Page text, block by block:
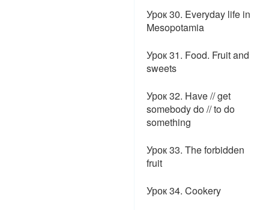
Урок 30. Everyday life in
Mesopotamia
Урок 31. Food. Fruit and
sweets
Урок 32. Have // get
somebody do // to do
something
Урок 33. The forbidden
fruit
Урок 34. Cookery